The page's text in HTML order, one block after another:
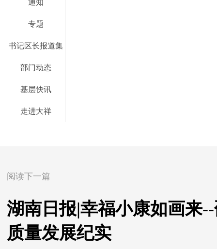
通知
专题
书记区长报道集
部门动态
基层快讯
走进大祥
阅读下一篇
湖南日报|幸福小康如画来
质量发展纪实